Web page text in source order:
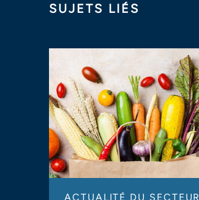
SUJETS LIÉS
ACTUALITÉ DU SECTEUR